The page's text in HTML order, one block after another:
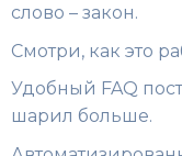
слово – закон.
Смотри, как это
Удобный FAQ
шарил больше.